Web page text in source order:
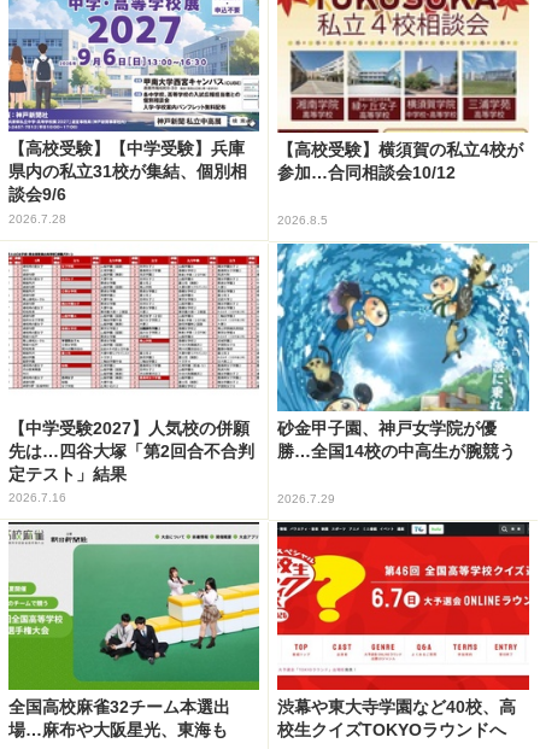
【高校受験】【中学受験】兵庫
県内の私立31校が集結、個別相
談会9/6
2026.7.28
【高校受験】横須賀の私立4校が
参加…合同相談会10/12
2026.8.5
【中学受験2027】人気校の併願
先は…四谷大塚「第2回合不合判
定テスト」結果
2026.7.16
砂金甲子園、神戸女学院が優
勝…全国14校の中高生が腕競う
2026.7.29
全国高校麻雀32チーム本選出
場…麻布や大阪星光、東海も
渋幕や東大寺学園など40校、高
校生クイズTOKYOラウンドへ